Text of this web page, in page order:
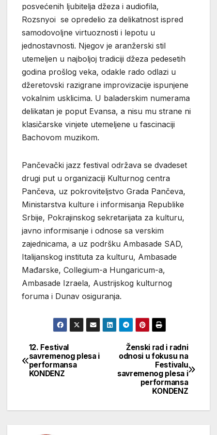
posvećenih ljubitelja džeza i audiofila,
Rozsnyoi se opredelio za delikatnost ispred
samodovoljne virtuoznosti i lepotu u
jednostavnosti. Njegov je aranžerski stil
utemeljen u najboljoj tradiciji džeza pedesetih
godina prošlog veka, odakle rado odlazi u
džeretovski razigrane improvizacije ispunjene
vokalnim usklicima. U baladerskim numerama
delikatan je poput Evansa, a nisu mu strane ni
klasičarske vinjete utemeljene u fascinaciji
Bachovom muzikom.
Pančevački jazz festival održava se dvadeset
drugi put u organizaciji Kulturnog centra
Pančeva, uz pokroviteljstvo Grada Pančeva,
Ministarstva kulture i informisanja Republike
Srbije, Pokrajinskog sekretarijata za kulturu,
javno informisanje i odnose sa verskim
zajednicama, a uz podršku Ambasade SAD,
Italijanskog instituta za kulturu, Ambasade
Mađarske, Collegium-a Hungaricum-a,
Ambasade Izraela, Austrijskog kulturnog
foruma i Dunav osiguranja.
Кретање
чланка
Ženski rad i radni
odnosi u fokusu na
Festivalu
savremenog plesa i
performansa
KONDENZ
12. Festival
savremenog plesa i
performansa
KONDENZ